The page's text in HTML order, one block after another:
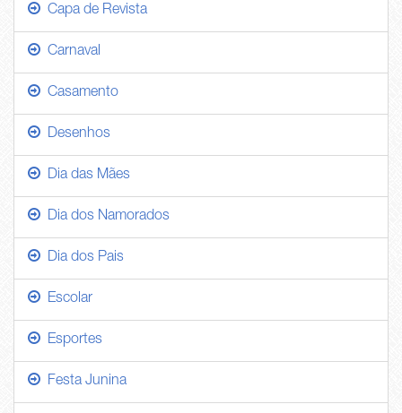
Capa de Revista
Carnaval
Casamento
Desenhos
Dia das Mães
Dia dos Namorados
Dia dos Pais
Escolar
Esportes
Festa Junina